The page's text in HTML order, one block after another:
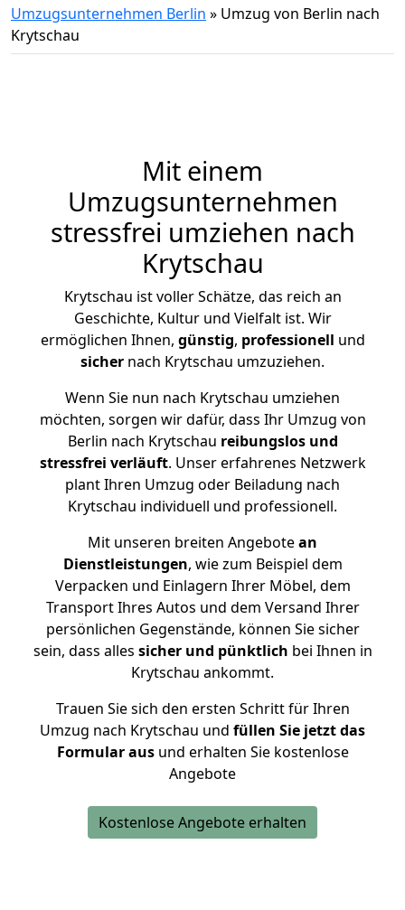
Umzugsunternehmen Berlin » Umzug von Berlin nach
Krytschau
Mit einem
Umzugsunternehmen
stressfrei umziehen nach
Krytschau
Krytschau ist voller Schätze, das reich an
Geschichte, Kultur und Vielfalt ist. Wir
ermöglichen Ihnen, günstig, professionell und
sicher nach Krytschau umzuziehen.
Wenn Sie nun nach Krytschau umziehen
möchten, sorgen wir dafür, dass Ihr Umzug von
Berlin nach Krytschau reibungslos und
stressfrei verläuft. Unser erfahrenes Netzwerk
plant Ihren Umzug oder Beiladung nach
Krytschau individuell und professionell.
Mit unseren breiten Angebotean
Dienstleistungen, wie zum Beispiel dem
Verpacken und Einlagern Ihrer Möbel, dem
Transport Ihres Autos und dem Versand Ihrer
persönlichen Gegenstände, können Sie sicher
sein, dass alles sicher und pünktlich bei Ihnen in
Krytschau ankommt.
Trauen Sie sich den ersten Schritt für Ihren
Umzug nach Krytschau und füllen Sie jetzt das
Formular ausund erhalten Sie kostenlose
Angebote
Kostenlose Angebote erhalten